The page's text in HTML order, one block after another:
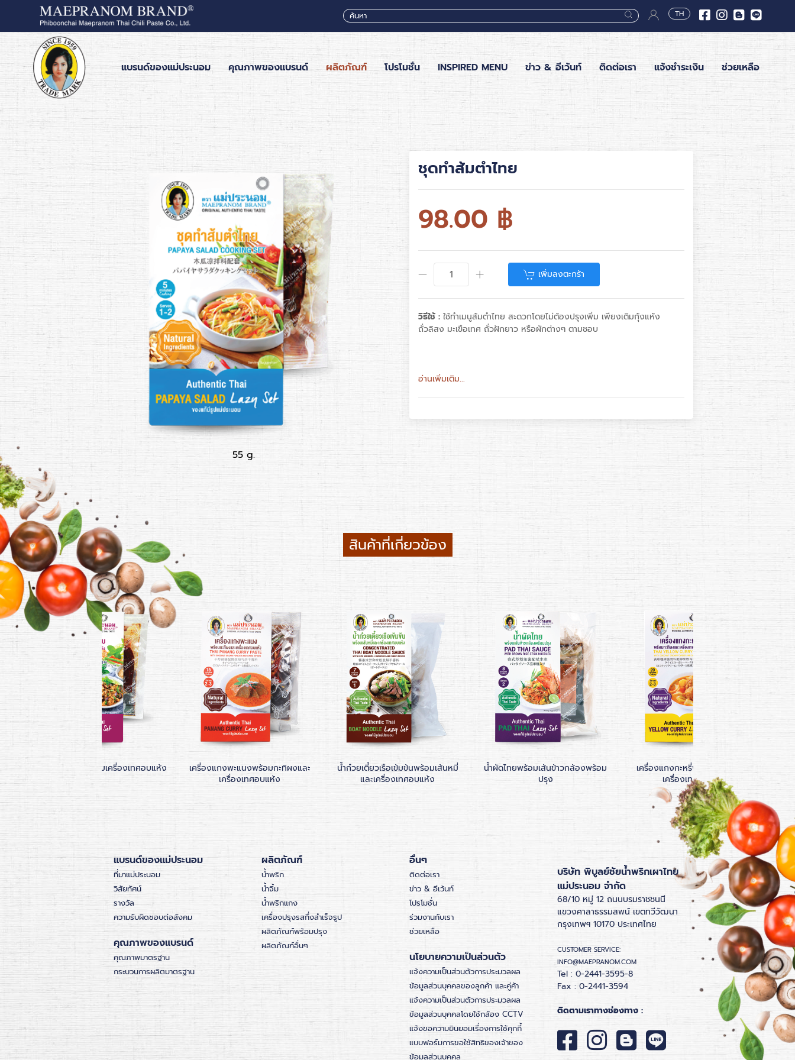
TH
แบรนด์ของแม่ประนอม คุณภาพของแบรนด์ ผลิตภัณฑ์ โปรโมชั่น INSPIRED MENU ข่าว & อีเว้นท์ ติดต่อเรา แจ้งชำระเงิน ช่วยเหลือ
55 g.
ชุดทำส้มตำไทย
98.00 ฿
เพิ่มลงตะกร้า
วิธีใช้ : ใช้ทำเมนูส้มตำไทย สะดวกโดยไม่ต้องปรุงเพิ่ม เพียงเติมกุ้งแห้ง
ถั่วลิสง มะเขือเทศ ถั่วฝักยาว หรือผักต่างๆ ตามชอบ
อ่านเพิ่มเติม...
สินค้าที่เกี่ยวข้อง
น้ำปรุงรสลาบพร้อมเครื่องเทศอบแห้ง
เครื่องแกงพะแนงพร้อมกะทิผงและ
เครื่องเทศอบแห้ง
น้ำก๋วยเตี๋ยวเรือเข้มข้นพร้อมเส้นหมี่
และเครื่องเทศอบแห้ง
น้ำผัดไทยพร้อมเส้นข้าวกล้องพร้อม
ปรุง
เครื่องแกงกะหรี่พร้อมกะทิผงและ
เครื่องเทศอบแห้ง
แบรนด์ของแม่ประนอม
ที่มาแม่ประนอม
วิสัยทัศน์
รางวัล
ความรับผิดชอบต่อสังคม
คุณภาพของแบรนด์
คุณภาพมาตรฐาน
กระบวนการผลิตมาตรฐาน
ผลิตภัณฑ์
น้ำพริก
น้ำจิ้ม
น้ำพริกแกง
เครื่องปรุงรสกึ่งสำเร็จรูป
ผลิตภัณฑ์พร้อมปรุง
ผลิตภัณฑ์อื่นๆ
อื่นๆ
ติดต่อเรา
ข่าว & อีเว้นท์
โปรโมชั่น
ร่วมงานกับเรา
ช่วยเหลือ
นโยบายความเป็นส่วนตัว
แจ้งความเป็นส่วนตัวการประมวลผล
ข้อมูลส่วนบุคคลของลูกค้า และคู่ค้า
แจ้งความเป็นส่วนตัวการประมวลผล
ข้อมูลส่วนบุคคลโดยใช้กล้อง CCTV
แจ้งขอความยินยอมเรื่องการใช้คุกกี้
แบบฟอร์มการขอใช้สิทธิของเจ้าของ
ข้อมูลส่วนบุคคล
บริษัท พิบูลย์ชัยน้ำพริกเผาไทย
แม่ประนอม จำกัด
68/10 หมู่ 12 ถนนบรมราชชนนี
แขวงศาลาธรรมสพน์ เขตทวีวัฒนา
กรุงเทพฯ 10170 ประเทศไทย
CUSTOMER SERVICE:
INFO@MAEPRANOM.COM
Tel : 0-2441-3595-8
Fax : 0-2441-3594
ติดตามเราทางช่องทาง :